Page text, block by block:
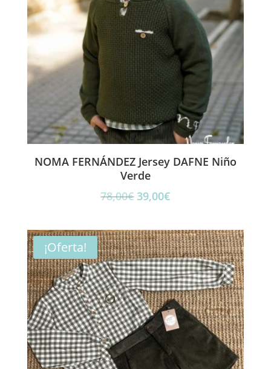
NOMA FERNÁNDEZ Jersey DAFNE Niño
Verde
78,00€El
original
era:
78,00€.
39,00€El
actual
es:
39,00€.
¡Oferta!